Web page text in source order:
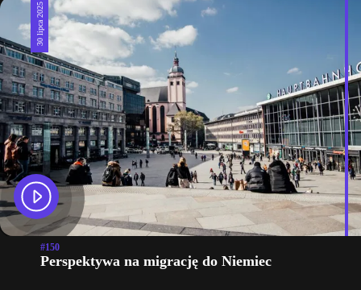
30 lipca 2025
#150
Perspektywa na migrację do Niemiec